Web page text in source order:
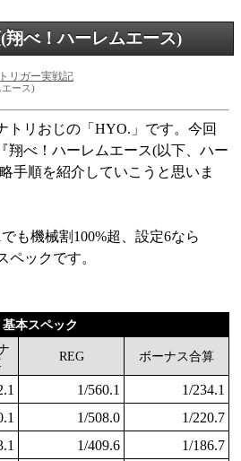
翔べ！ハーレムエース)
リガー実戦記
ース)
トリおじの「HYO.」です。今回
翔べ！ハーレムエース(以下、ハー
手順を紹介していこうと思いま
も機械割100%超、設定6なら
ペックです。
基本スペック
REG ボーナス合算
1/560.1 1/234.1
1/508.0 1/220.7
1/409.6 1/186.7